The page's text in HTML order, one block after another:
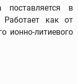
в
Работает как от
ионно-литиевого